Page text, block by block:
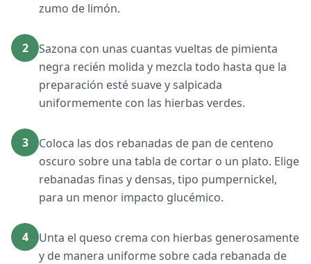
zumo de limón.
2
Sazona con unas cuantas vueltas de pimienta
negra recién molida y mezcla todo hasta que la
preparación esté suave y salpicada
uniformemente con las hierbas verdes.
3
Coloca las dos rebanadas de pan de centeno
oscuro sobre una tabla de cortar o un plato. Elige
rebanadas finas y densas, tipo pumpernickel,
para un menor impacto glucémico.
4
Unta el queso crema con hierbas generosamente
y de manera uniforme sobre cada rebanada de